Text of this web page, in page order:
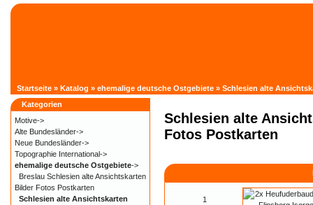
Startseite » Katalog » ehemalige deutsche Ostgebiete » Schlesien alte
Schlesien alte
Fotos Postkarten
1
Kategorien
Motive->
Alte Bundesländer->
Neue Bundesländer->
Topographie International->
ehemalige deutsche Ostgebiete->
Breslau Schlesien alte Ansichtskarten
Bilder Fotos Postkarten
Schlesien alte Ansichtskarten